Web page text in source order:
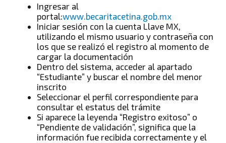
Ingresar al
portal:www.becaritacetina.gob.mx
Iniciar sesión con la cuenta Llave MX,
utilizando el mismo usuario y contraseña con
los que se realizó el registro al momento de
cargar la documentación
Dentro del sistema, acceder al apartado
“Estudiante” y buscar el nombre del menor
inscrito
Seleccionar el perfil correspondiente para
consultar el estatus del trámite
Si aparece la leyenda “Registro exitoso” o
“Pendiente de validación”, significa que la
información fue recibida correctamente y el